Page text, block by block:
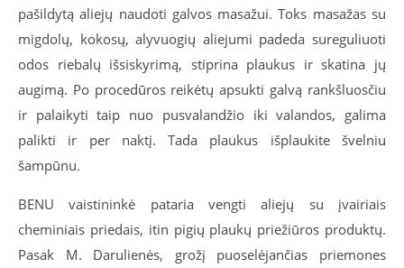
pašildytą aliejų naudoti galvos masažui. Toks masažas su
migdolų, kokosų, alyvuogių aliejumi padeda sureguliuoti
odos riebalų išsiskyrimą, stiprina plaukus ir skatina jų
augimą. Po procedūros reikėtų apsukti galvą rankšluosčiu
ir palaikyti taip nuo pusvalandžio iki valandos, galima
palikti ir per naktį. Tada plaukus išplaukite švelniu
šampūnu.
BENU vaistininkė pataria vengti aliejų su įvairiais
cheminiais priedais, itin pigių plaukų priežiūros produktų.
Pasak M. Darulienės, grožį puoselėjančias priemones